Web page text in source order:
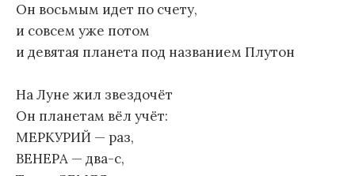
Он восьмым идет по счету,
и совсем уже потом
и девятая планета под названием Плутон
На Луне жил звездочёт
Он планетам вёл учёт:
МЕРКУРИЙ — раз,
ВЕНЕРА — два-с,